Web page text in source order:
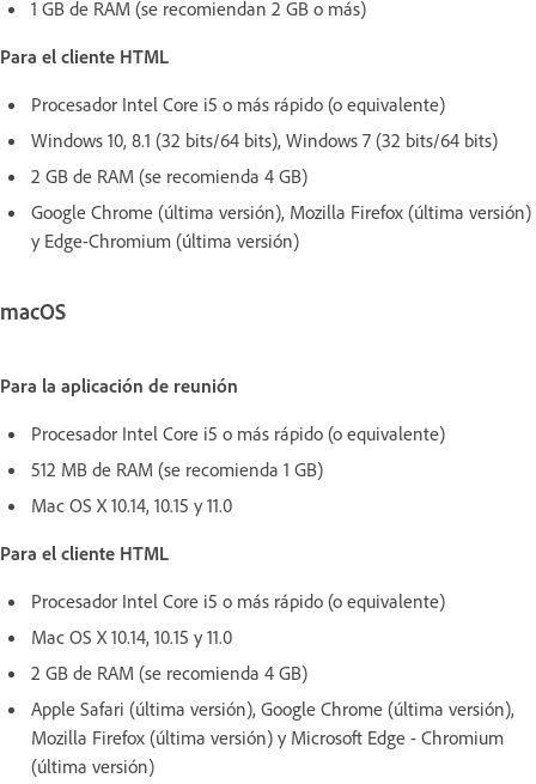
1 GB de RAM (se recomiendan 2 GB o más)
Para el cliente HTML
Procesador Intel Core i5 o más rápido (o equivalente)
Windows 10, 8.1 (32 bits/64 bits), Windows 7 (32 bits/64 bits)
2 GB de RAM (se recomienda 4 GB)
Google Chrome (última versión), Mozilla Firefox (última versión)
y Edge-Chromium (última versión)
macOS
Para la aplicación de reunión
Procesador Intel Core i5 o más rápido (o equivalente)
512 MB de RAM (se recomienda 1 GB)
Mac OS X 10.14, 10.15 y 11.0
Para el cliente HTML
Procesador Intel Core i5 o más rápido (o equivalente)
Mac OS X 10.14, 10.15 y 11.0
2 GB de RAM (se recomienda 4 GB)
Apple Safari (última versión), Google Chrome (última versión),
Mozilla Firefox (última versión) y Microsoft Edge - Chromium
(última versión)